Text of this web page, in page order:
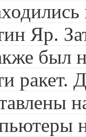
Яр.
был
ракет.